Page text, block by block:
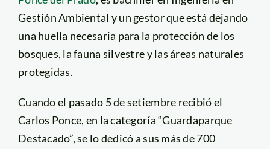
Gestión Ambiental y un gestor que está dejando
una huella necesaria para la protección de los
bosques, la fauna silvestre y las áreas naturales
protegidas.
Cuando el pasado 5 de setiembre recibió el
Carlos Ponce, en la categoría “Guardaparque
Destacado”, se lo dedicó a sus más de 700